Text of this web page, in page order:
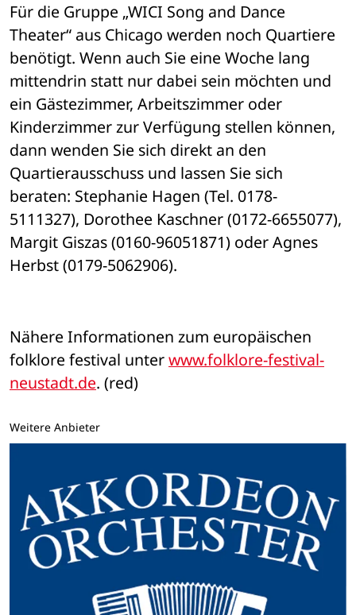
Für die Gruppe „WICI Song and Dance
Theater“ aus Chicago werden noch Quartiere
benötigt. Wenn auch Sie eine Woche lang
mittendrin statt nur dabei sein möchten und
ein Gästezimmer, Arbeitszimmer oder
Kinderzimmer zur Verfügung stellen können,
dann wenden Sie sich direkt an den
Quartierausschuss und lassen Sie sich
beraten: Stephanie Hagen (Tel. 0178-
5111327), Dorothee Kaschner (0172-6655077),
Margit Giszas (0160-96051871) oder Agnes
Herbst (0179-5062906).
Nähere Informationen zum europäischen
folklore festival unter www.folklore-festival-
neustadt.de. (red)
Weitere Anbieter